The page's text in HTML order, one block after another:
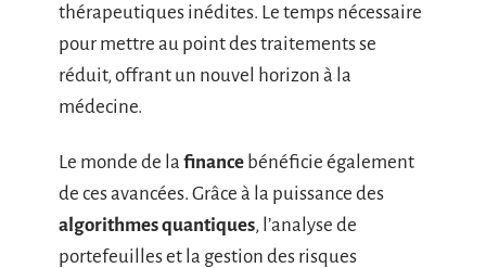
thérapeutiques inédites. Le temps nécessaire
pour mettre au point des traitements se
réduit, offrant un nouvel horizon à la
médecine.
Le monde de la finance bénéficie également
de ces avancées. Grâce à la puissance des
algorithmes quantiques, l’analyse de
portefeuilles et la gestion des risques